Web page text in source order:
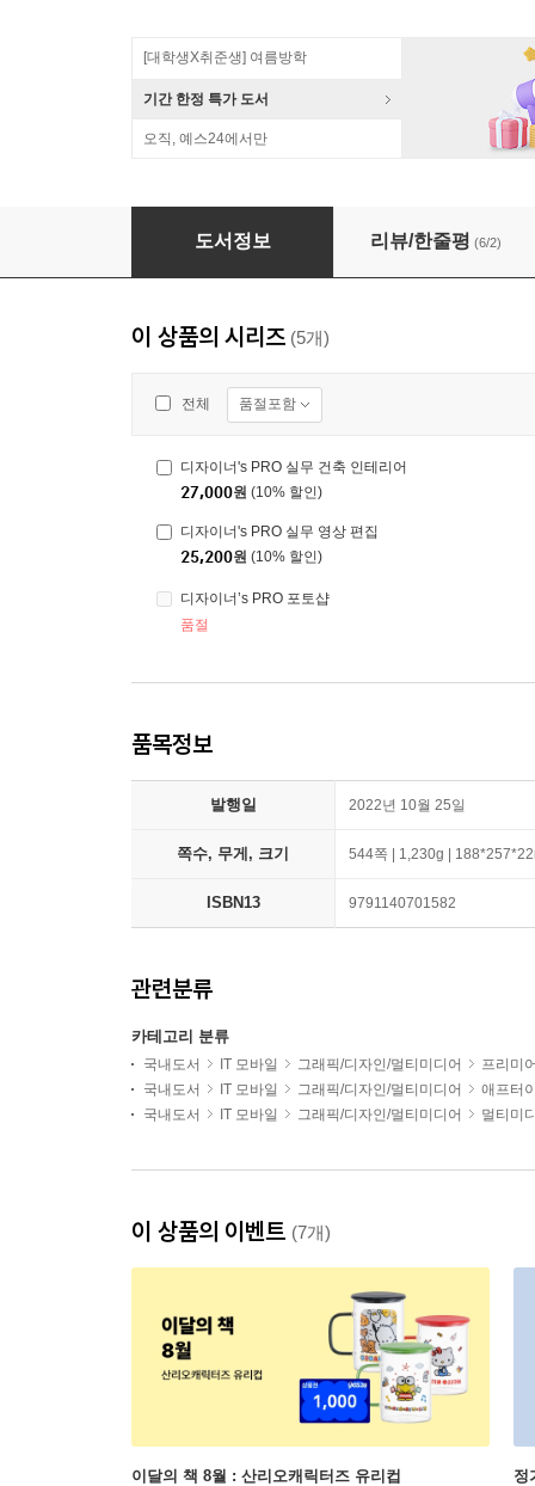
[대학생X취준생] 여름방학
기간 한정 특가 도서
오직, 예스24에서만
디자이너's PRO 실무 영상 편집
도서정보 리뷰/한줄평 (6/2)
이 상품의 시리즈 (5개)
전체 품절포함
디자이너's PRO 실무 건축 인테리어
27,000원 (10% 할인)
디자이너's PRO 실무 영상 편집
25,200원 (10% 할인)
디자이너’s PRO 포토샵
품절
품목정보
발행일 2022년 10월 25일
쪽수, 무게, 크기 544쪽 | 1,230g |
ISBN13 9791140701582
관련분류
카테고리 분류
국내도서 IT 모바일 그래픽/디자인/멀티미디어
프리미
국내도서
IT 모바일 그래픽/디자인/멀티미디어
애프터
국내도서
IT 모바일 그래픽/디자인/멀티미디어 멀티미
이 상품의 이벤트 (7개)
이달의 책 8월 : 산리오캐릭터즈 유리컵 정